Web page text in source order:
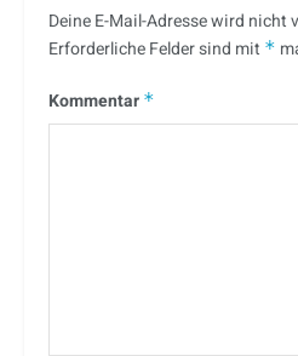
Deine E-Mail-Adresse wird nicht
Erforderliche Felder sind mit *
Kommentar *